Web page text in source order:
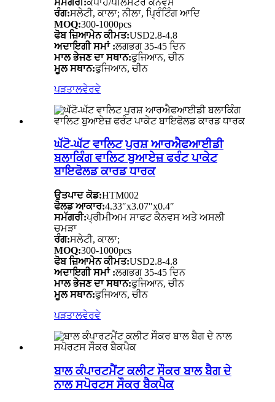
ਰੰਗ:ਸਲੇਟੀ, ਕਾਲਾ; ਨੀਲਾ, ਪ੍ਰਿੰਟਿੰਗ ਆਦਿ
MOQ:300-1000pcs
ਫੋਬ ਜ਼ਿਆਮੇਨ ਕੀਮਤ:USD2.8-4.8
ਅਦਾਇਗੀ ਸਮਾਂ :ਲਗਭਗ 35-45 ਦਿਨ
ਮਾਲ ਭੇਜਣ ਦਾ ਸਥਾਨ:ਫੁਜਿਆਨ, ਚੀਨ
ਮੂਲ ਸਥਾਨ:ਫੁਜਿਆਨ, ਚੀਨ
ਪੜਤਾਲਵੇਰਵੇ
ਘੱਟੋ-ਘੱਟ ਵਾਲਿਟ ਪੁਰਸ਼ ਆਰਐਫਆਈਡੀ
ਬਲਾਕਿੰਗ ਵਾਲਿਟ ਬੁਆਏਜ਼ ਫਰੰਟ ਪਾਕੇਟ
ਬਾਇਫੋਲਡ ਕਾਰਡ ਧਾਰਕ
ਉਤਪਾਦ ਕੋਡ:HTM002
ਫੋਲਡ ਆਕਾਰ:4.33″x3.07″x0.4″
ਸਮੱਗਰੀ:ਪ੍ਰੀਮੀਅਮ ਸਾਫਟ ਕੈਨਵਸ ਅਤੇ ਅਸਲੀ
ਚਮੜਾ
ਰੰਗ:ਸਲੇਟੀ, ਕਾਲਾ;
MOQ:300-1000pcs
ਫੋਬ ਜ਼ਿਆਮੇਨ ਕੀਮਤ:USD2.8-4.8
ਅਦਾਇਗੀ ਸਮਾਂ :ਲਗਭਗ 35-45 ਦਿਨ
ਮਾਲ ਭੇਜਣ ਦਾ ਸਥਾਨ:ਫੁਜਿਆਨ, ਚੀਨ
ਮੂਲ ਸਥਾਨ:ਫੁਜਿਆਨ, ਚੀਨ
ਪੜਤਾਲਵੇਰਵੇ
ਬਾਲ ਕੰਪਾਰਟਮੈਂਟ ਕਲੀਟ ਸੌਕਰ ਬਾਲ ਬੈਗ ਦੇ
ਨਾਲ ਸਪੋਰਟਸ ਸੌਕਰ ਬੈਕਪੈਕ